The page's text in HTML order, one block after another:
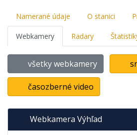
Namerané údaje O stanici
Webkamery Radary
všetky webkamery
časozberné video
Webkamera Výhľad